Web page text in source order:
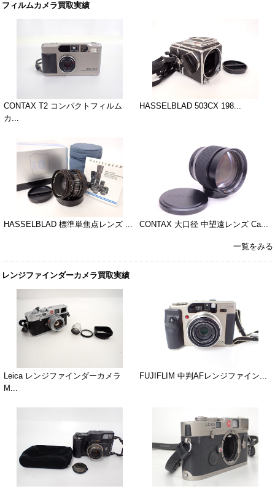
フィルムカメラ買取実績
CONTAX T2 コンパクトフィルム
カ...
HASSELBLAD 503CX 198...
HASSELBLAD 標準単焦点レンズ ... CONTAX 大口径 中望遠レンズ Ca...
一覧をみる
レンジファインダーカメラ買取実績
Leica レンジファインダーカメラ
M...
FUJIFLIM 中判AFレンジファイン...